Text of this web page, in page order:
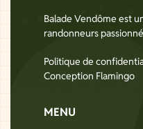
Balade Vendôme est
randonneurs
Politique de
Conception Flamingo
MENU